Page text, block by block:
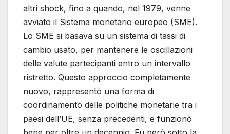
altri shock, fino a quando, nel 1979, venne
avviato il Sistema monetario europeo (SME).
Lo SME si basava su un sistema di tassi di
cambio usato, per mantenere le oscillazioni
delle valute partecipanti entro un intervallo
ristretto. Questo approccio completamente
nuovo, rappresentò una forma di
coordinamento delle politiche monetarie tra i
paesi dell’UE, senza precedenti, e funzionò